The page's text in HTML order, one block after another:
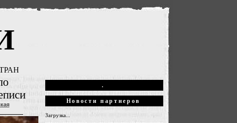
.
Новости партнеров
Загрузка...